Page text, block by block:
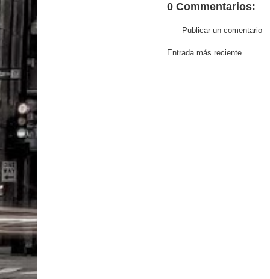
0 Commentarios:
Publicar un comentario
Entrada más reciente